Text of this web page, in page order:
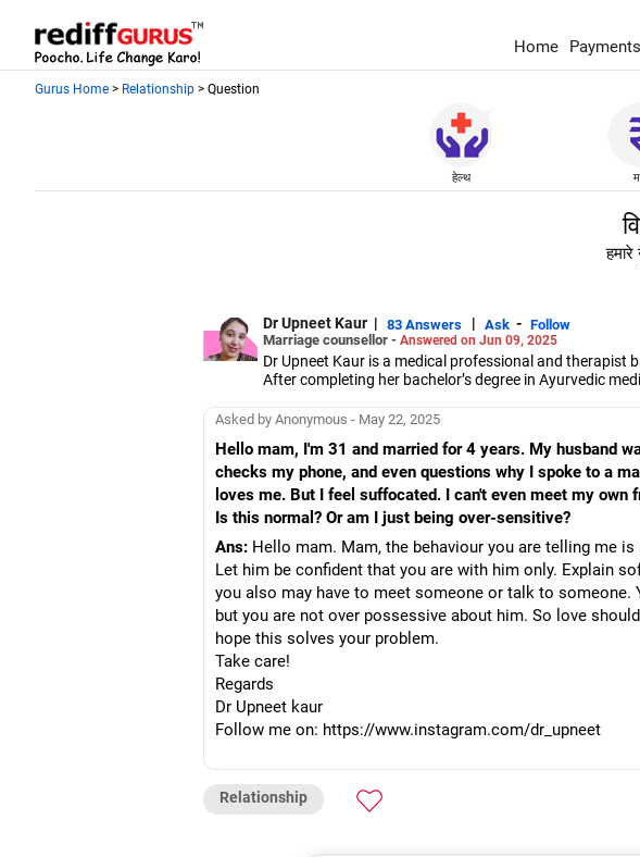
Home Payments
Gurus Home > Relationship > Question
हेल्थ
Dr Upneet Kaur | 83 Answers | Ask - Follow
Marriage counsellor - Answered on Jun 09, 2025
Dr Upneet Kaur is a medical professional and therapist
After completing her bachelor’s degree in Ayurvedic
decision-making. She spent the next decade leading
Dr Upneet also holds an MBA in hospital management
National Open University.
Asked by Anonymous - May 22, 2025
Hello mam, I'm 31 and married for 4 years. My husband
checks my phone, and even questions why I spoke to a
loves me. But I feel suffocated. I can't even meet my
Is this normal? Or am I just being over-sensitive?
Ans: Hello mam. Mam, the behaviour you are telling me
Let him be confident that you are with him only. Explain
you also may have to meet someone or talk to
but you are not over possessive about him. So love
hope this solves your problem.
Take care!
Regards
Dr Upneet kaur
Follow me on: https://www.instagram.com/dr_upneet
Relationship